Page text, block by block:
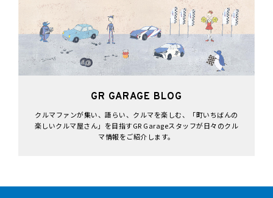
GR GARAGE BLOG
クルマファンが集い、語らい、クルマを楽しむ、「町いちばんの
楽しいクルマ屋さん」を目指すGR Garageスタッフが日々のクル
マ情報をご紹介します。